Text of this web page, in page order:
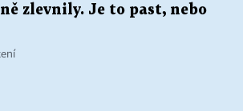
zlevnily. Je to past, nebo